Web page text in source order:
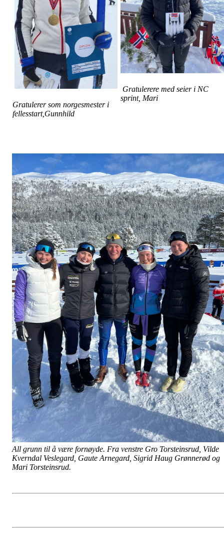
Gratulerer som norgesmester i
fellesstart,Gunnhild
Gratulerere med seier i NC
sprint, Mari
All grunn til å være fornøyde. Fra venstre Gro Torsteinsrud, Vilde
Kverndal Veslegard, Gaute Arnegard, Sigrid Haug Grønnerød og
Mari Torsteinsrud.